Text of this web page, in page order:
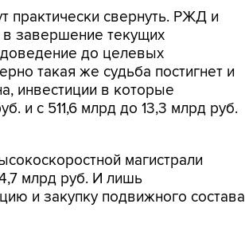
практически свернуть. РЖД и
в завершение текущих
до целевых
такая же судьба постигнет и
инвестиции в которые
и с 511,6 млрд до 13,3 млрд руб.
магистрали
млрд руб. И лишь
и закупку подвижного состава